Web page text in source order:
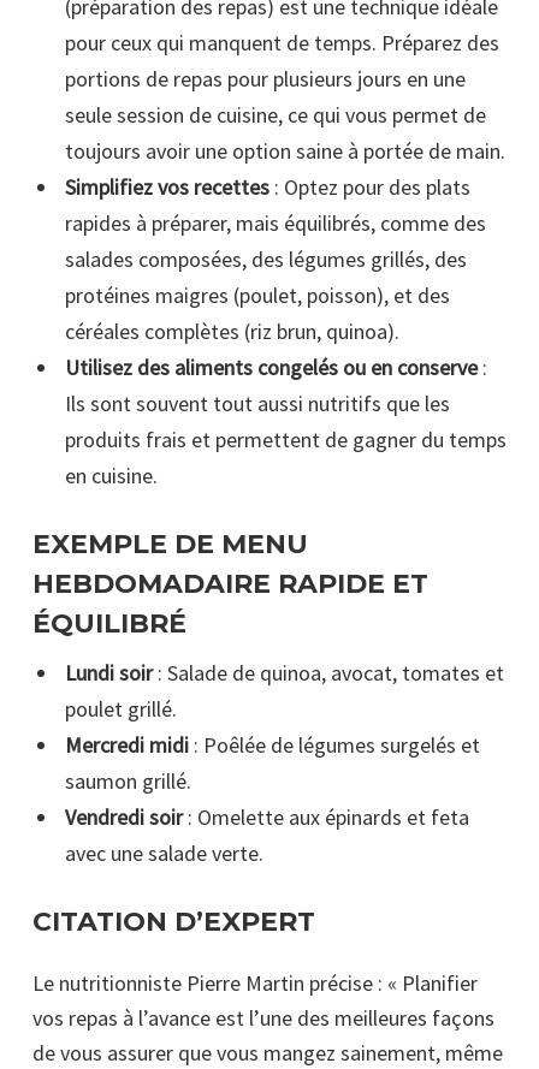
(préparation des repas) est une technique idéale
pour ceux qui manquent de temps. Préparez des
portions de repas pour plusieurs jours en une
seule session de cuisine, ce qui vous permet de
toujours avoir une option saine à portée de main.
Simplifiez vos recettes: Optez pour des plats
rapides à préparer, mais équilibrés, comme des
salades composées, des légumes grillés, des
protéines maigres (poulet, poisson), et des
céréales complètes (riz brun, quinoa).
Utilisez des aliments congelés ou en conserve:
Ils sont souvent tout aussi nutritifs que les
produits frais et permettent de gagner du temps
en cuisine.
EXEMPLE DE MENU
HEBDOMADAIRE RAPIDE ET
ÉQUILIBRÉ
Lundi soir: Salade de quinoa, avocat, tomates et
poulet grillé.
Mercredi midi: Poêlée de légumes surgelés et
saumon grillé.
Vendredi soir: Omelette aux épinards et feta
avec une salade verte.
CITATION D’EXPERT
Le nutritionniste Pierre Martin précise : « Planifier
vos repas à l’avance est l’une des meilleures façons
de vous assurer que vous mangez sainement, même